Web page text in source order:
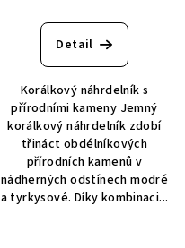
Detail
Korálkový náhrdelník s
přírodními kameny Jemný
korálkový náhrdelník zdobí
třináct obdélníkových
přírodních kamenů v
nádherných odstínech modré
a tyrkysové. Díky kombinaci...